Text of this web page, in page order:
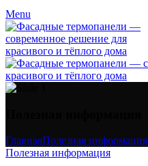
Menu
ГлавнаяПолезная информация
Полезная информация